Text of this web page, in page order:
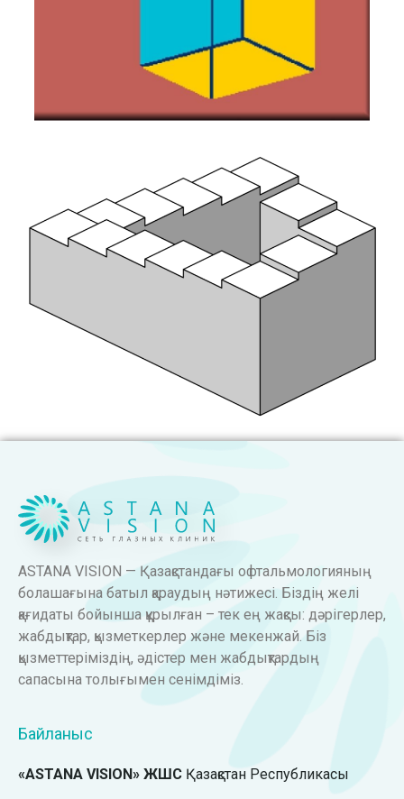
ASTANA VISION — Қазақстандағы офтальмологияның
болашағына батыл қараудың нәтижесі. Біздің желі
қағидаты бойынша құрылған – тек ең жақсы: дәрігерлер,
жабдықтар, қызметкерлер және мекенжай. Біз
қызметтеріміздің, әдістер мен жабдықтардың
сапасына толығымен сенімдіміз.
Байланыс
«ASTANA VISION» ЖШС Қазақстан Республикасы